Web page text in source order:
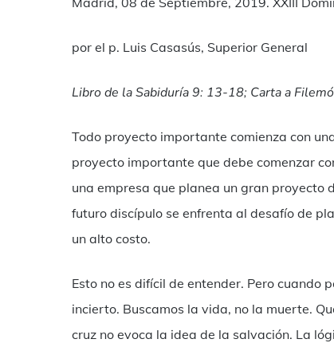
por el p. Luis Casasús, Superior General
Libro de la Sabiduría 9: 13-18; Carta a
Todo proyecto importante comienza con
proyecto importante que debe comenzar
una empresa que planea un gran proyecto
futuro discípulo se enfrenta al desafío de
un alto costo.
Esto no es difícil de entender. Pero cuando
incierto. Buscamos la vida, no la muerte.
cruz no evoca la idea de la salvación. La